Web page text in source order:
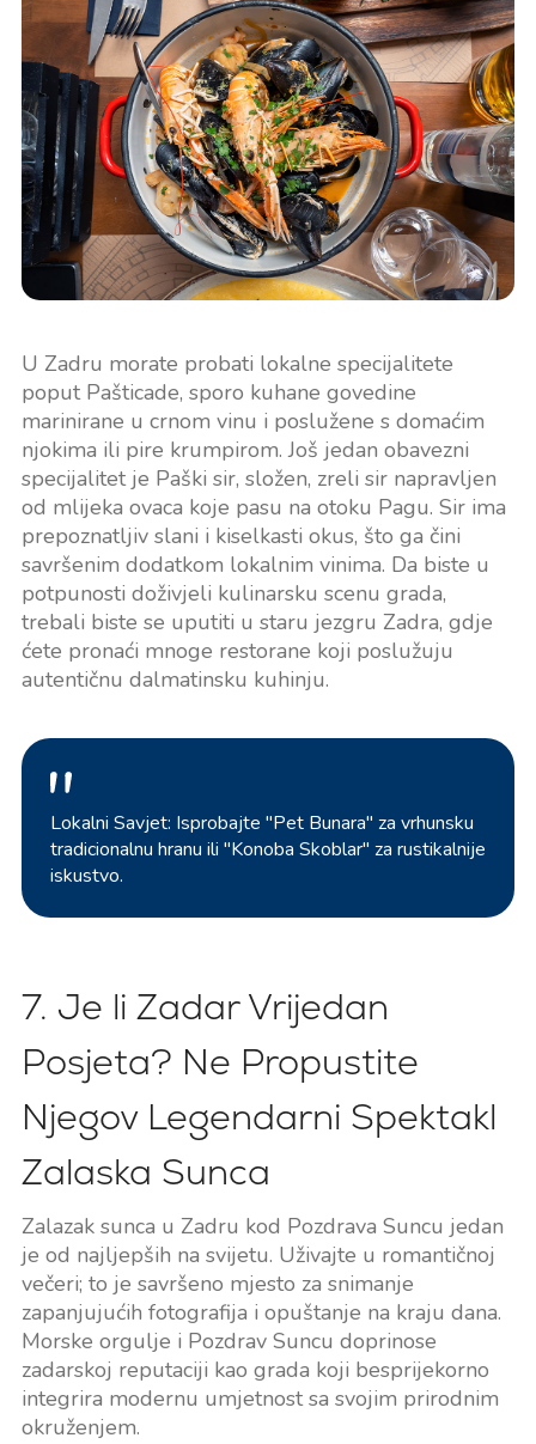
U Zadru morate probati lokalne specijalitete
poput Pašticade, sporo kuhane govedine
marinirane u crnom vinu i poslužene s domaćim
njokima ili pire krumpirom. Još jedan obavezni
specijalitet je Paški sir, složen, zreli sir napravljen
od mlijeka ovaca koje pasu na otoku Pagu. Sir ima
prepoznatljiv slani i kiselkasti okus, što ga čini
savršenim dodatkom lokalnim vinima. Da biste u
potpunosti doživjeli kulinarsku scenu grada,
trebali biste se uputiti u staru jezgru Zadra, gdje
ćete pronaći mnoge restorane koji poslužuju
autentičnu dalmatinsku kuhinju.
Lokalni Savjet: Isprobajte "Pet Bunara" za vrhunsku
tradicionalnu hranu ili "Konoba Skoblar" za rustikalnije
iskustvo.
7. Je li Zadar Vrijedan
Posjeta? Ne Propustite
Njegov Legendarni Spektakl
Zalaska Sunca
Zalazak sunca u Zadru kod Pozdrava Suncu jedan
je od najljepših na svijetu. Uživajte u romantičnoj
večeri; to je savršeno mjesto za snimanje
zapanjujućih fotografija i opuštanje na kraju dana.
Morske orgulje i Pozdrav Suncu doprinose
zadarskoj reputaciji kao grada koji besprijekorno
integrira modernu umjetnost sa svojim prirodnim
okruženjem.